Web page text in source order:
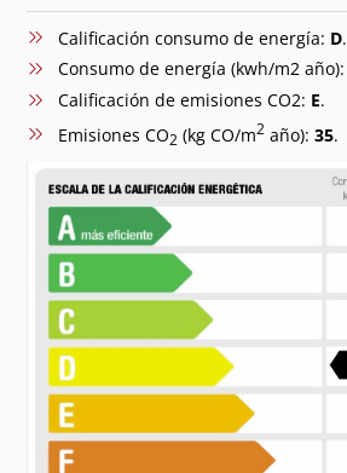
Calificación consumo de energía: D.
Consumo de energía (kwh/m2 año):
Calificación de emisiones CO2: E.
Emisiones CO2 (kg CO/m2año): 35.